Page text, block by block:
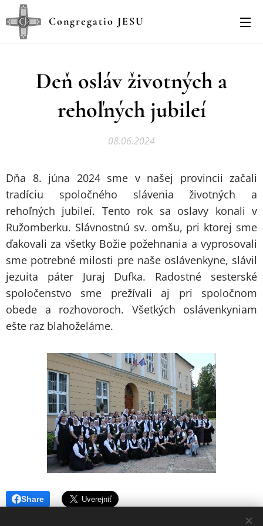
Congregatio JESU
Deň osláv životných a
rehoľných jubileí
08.06.2024
Dňa 8. júna 2024 sme v našej provincii začali
tradíciu spoločného slávenia životných a
rehoľných jubileí. Tento rok sa oslavy konali v
Ružomberku. Slávnostnú sv. omšu, pri ktorej sme
ďakovali za všetky Božie požehnania a vyprosovali
sme potrebné milosti pre naše oslávenkyne, slávil
jezuita páter Juraj Dufka. Radostné sesterské
spoločenstvo sme prežívali aj pri spoločnom
obede a rozhovoroch. Všetkých oslávenkyniam
ešte raz blahoželáme.
Share